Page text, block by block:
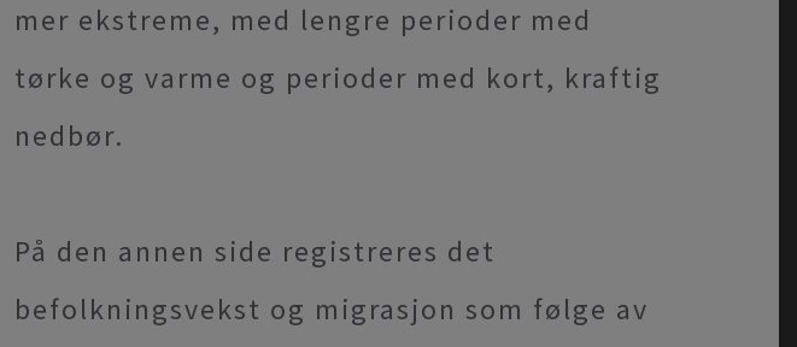
mer ekstreme, med lengre perioder med
tørke og varme og perioder med kort, kraftig
nedbør.
På den annen side registreres det
befolkningsvekst og migrasjon som følge av